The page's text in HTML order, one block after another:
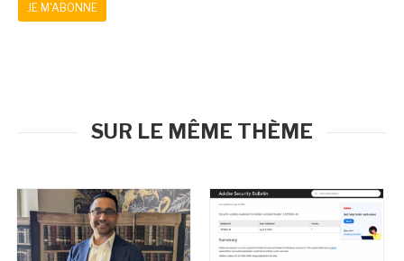
JE M'ABONNE
SUR LE MÊME THÈME